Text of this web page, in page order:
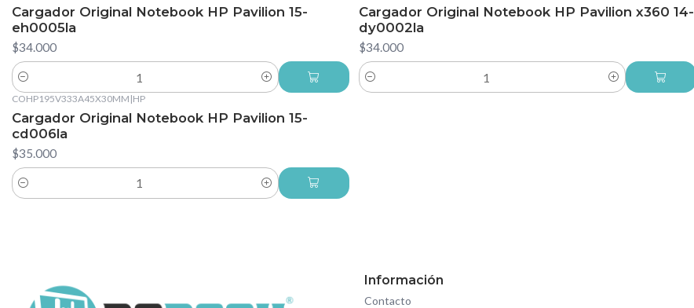
Cargador Original Notebook HP Pavilion 15-
eh0005la
$34.000
Cantidad
Cargador Original Notebook HP Pavilion x360 14-
dy0002la
$34.000
Cantidad
COHP195V333A45X30MM |HP
Cargador Original Notebook HP Pavilion 15-
cd006la
$35.000
Cantidad
Información
Contacto